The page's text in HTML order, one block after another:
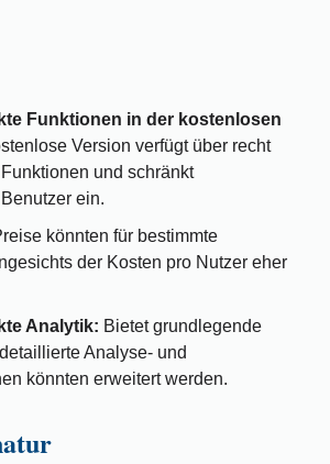
Funktionen in der kostenlosen
Version verfügt über recht
und schränkt
ein.
könnten für bestimmte
der Kosten pro Nutzer eher
Analytik: Bietet grundlegende
Analyse- und
könnten erweitert werden.